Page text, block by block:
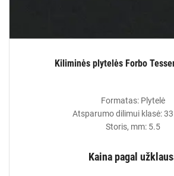
Kiliminės plytelės Forbo
Formatas: Plytelė
Atsparumo dilimui klasė:
Storis, mm: 5.5
Kaina pagal